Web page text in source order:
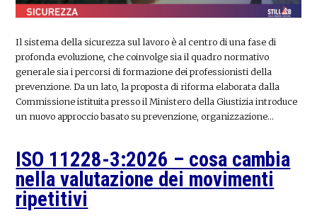
Il sistema della sicurezza sul lavoro è al centro di una fase di
profonda evoluzione, che coinvolge sia il quadro normativo
generale sia i percorsi di formazione dei professionisti della
prevenzione. Da un lato, la proposta di riforma elaborata dalla
Commissione istituita presso il Ministero della Giustizia introduce
un nuovo approccio basato su prevenzione, organizzazione…
ISO 11228-3:2026 – cosa cambia
nella valutazione dei movimenti
ripetitivi